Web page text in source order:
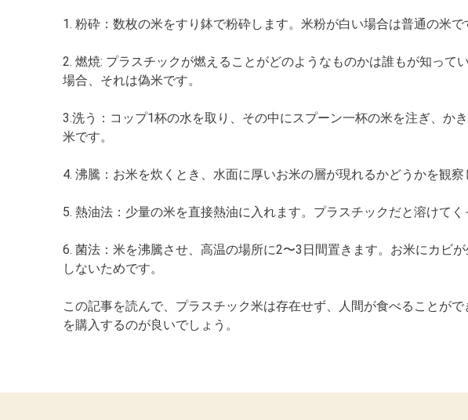
1. 粉砕：数枚の米をすり鉢で粉砕します。米粉が白い場合は普通の米
2. 燃焼: プラスチックが燃えることがどのようなものかは誰もが知っ
場合、それは偽米です。
3.洗う：コップ1杯の水を取り、その中にスプーン一杯の米を注ぎ、か
米です。
4. 沸騰：お米を炊くとき、水面に厚いお米の層が現れるかどうかを観
5. 熱油法：少量の米を直接熱油に入れます。プラスチックだと溶けてく
6. 菌法：米を沸騰させ、高温の場所に2〜3日間置きます。お米にカビ
しないためです。
この記事を読んで、プラスチック米は存在せず、人間が食べることが
を購入するのが良いでしょう。